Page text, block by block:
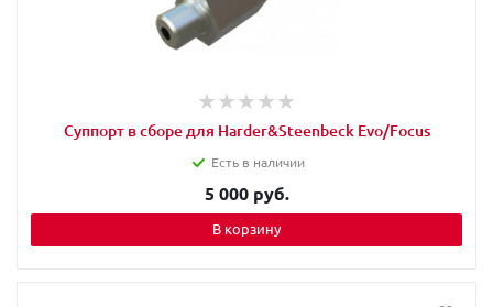
Суппорт в сборе для Harder&Steenbeck Evo/Focus
Есть в наличии
5 000 руб.
В корзину